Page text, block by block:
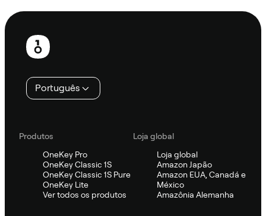
Rodapé
Português
Produtos
OneKey Pro
OneKey Classic 1S
OneKey Classic 1S Pure
OneKey Lite
Ver todos os produtos
Loja global
Loja global
Amazon Japão
Amazon EUA, Canadá e
México
Amazônia Alemanha